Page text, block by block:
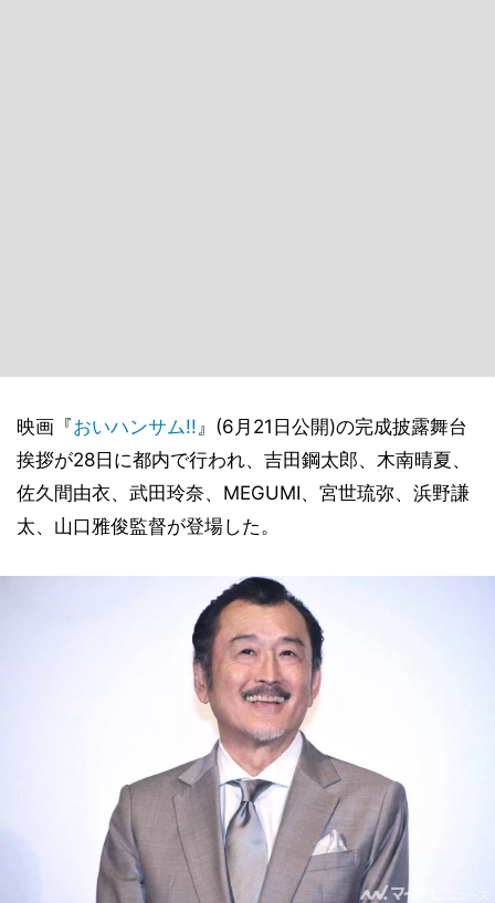
映画『おいハンサム!!』(6月21日公開)の完成披露舞台
挨拶が28日に都内で行われ、吉田鋼太郎、木南晴夏、
佐久間由衣、武田玲奈、MEGUMI、宮世琉弥、浜野謙
太、山口雅俊監督が登場した。